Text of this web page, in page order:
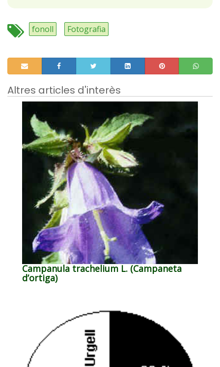
fonoll Fotografia
Altres articles d'interès
Campanula trachelium L. (Campaneta
d’ortiga)